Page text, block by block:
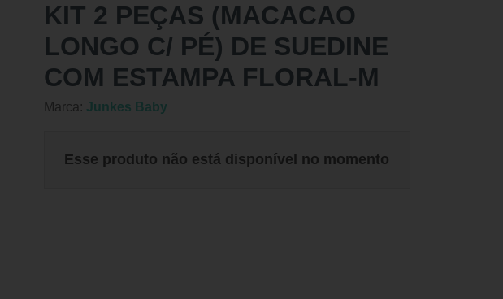
KIT 2 PEÇAS (MACACAO
LONGO C/ PÉ) DE SUEDINE
COM ESTAMPA FLORAL-M
Marca: Junkes Baby
Esse produto não está disponível no momento